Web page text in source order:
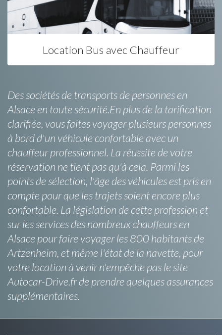
Location Bus avec Chauffeur
Des sociétés de transports de personnes en
Alsace en toute sécurité.En plus de la tarification
clarifiée, vous faites voyager plusieurs personnes
à bord d'un véhicule confortable avec un
chauffeur professionnel. La réussite de votre
réservation ne tient pas qu'à cela. Parmi les
points de sélection, l'âge des véhicules est pris en
compte pour que les trajets soient encore plus
confortable. La législation de cette profession et
sur les services des nombreux chauffeurs en
Alsace pour faire voyager les 800 habitants de
Artzenheim, et même l'état de la navette, pour
votre location à venir n'empêche pas le site
Autocar-Drive.fr de prendre quelques assurances
supplémentaires.